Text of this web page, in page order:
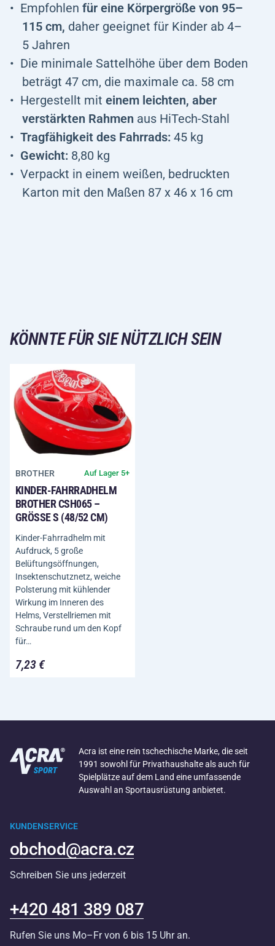
Empfohlen für eine Körpergröße von 95–
115 cm, daher geeignet für Kinder ab 4–
5 Jahren
Die minimale Sattelhöhe über dem Boden
beträgt 47 cm, die maximale ca. 58 cm
Hergestellt mit einem leichten, aber
verstärkten Rahmen aus HiTech-Stahl
Tragfähigkeit des Fahrrads: 45 kg
Gewicht: 8,80 kg
Verpackt in einem weißen, bedruckten
Karton mit den Maßen 87 x 46 x 16 cm
KÖNNTE FÜR SIE NÜTZLICH SEIN
BROTHER Auf Lager 5+
KINDER-FAHRRADHELM
BROTHER CSH065 –
GRÖSSE S (48/52 CM)
Kinder-Fahrradhelm mit
Aufdruck, 5 große
Belüftungsöffnungen,
Insektenschutznetz, weiche
Polsterung mit kühlender
Wirkung im Inneren des
Helms, Verstellriemen mit
Schraube rund um den Kopf
für…
7,23 €
Acra ist eine rein tschechische Marke, die seit
1991 sowohl für Privathaushalte als auch für
Spielplätze auf dem Land eine umfassende
Auswahl an Sportausrüstung anbietet.
KUNDENSERVICE
obchod@acra.cz
Schreiben Sie uns jederzeit
+420 481 389 087
Rufen Sie uns Mo–Fr von 6 bis 15 Uhr an.